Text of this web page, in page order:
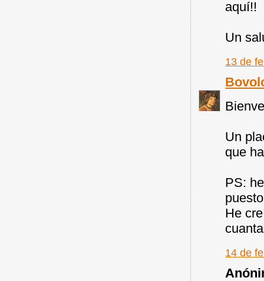
aquí!!
Un
13 de
Un
que
PS:
He
14 de